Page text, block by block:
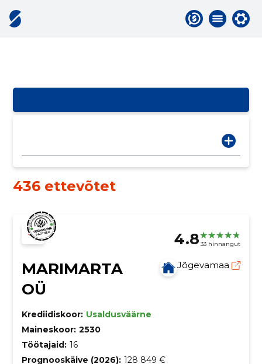
436 ettevõtet
4.8 33 hinnangut
MARIMARTA
OÜ
Jõgevamaa
Krediidiskoor: Usaldusväärne
Maineskoor: 2530
Töötajaid: 16
Prognooskäive (2026): 128 849 €